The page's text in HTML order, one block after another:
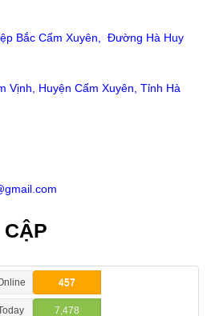
Bắc Cẩm Xuyên, Đường Hà Huy
Vịnh, Huyện Cẩm Xuyên, Tỉnh Hà
457
7,478